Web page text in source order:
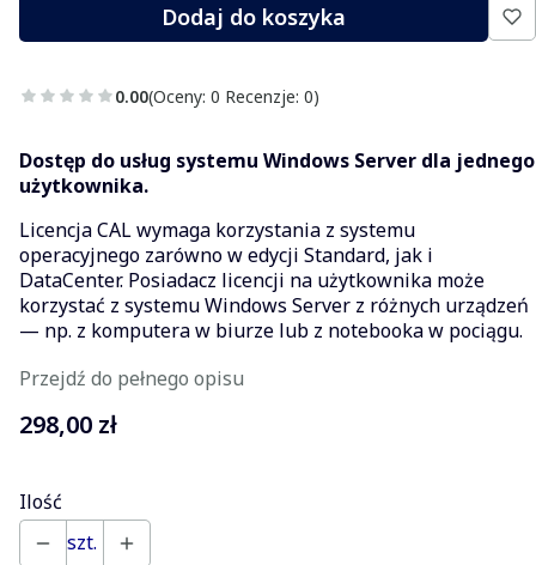
Dodaj do koszyka
0.00(Oceny: 0 Recenzje: 0)
Dostęp do usług systemu Windows Server dla jednego
użytkownika.
Licencja CAL wymaga korzystania z systemu
operacyjnego zarówno w edycji Standard, jak i
DataCenter. Posiadacz licencji na użytkownika może
korzystać z systemu Windows Server z różnych urządzeń
— np. z komputera w biurze lub z notebooka w pociągu.
Przejdź do pełnego opisu
Cena
298,00 zł
Ilość
szt.